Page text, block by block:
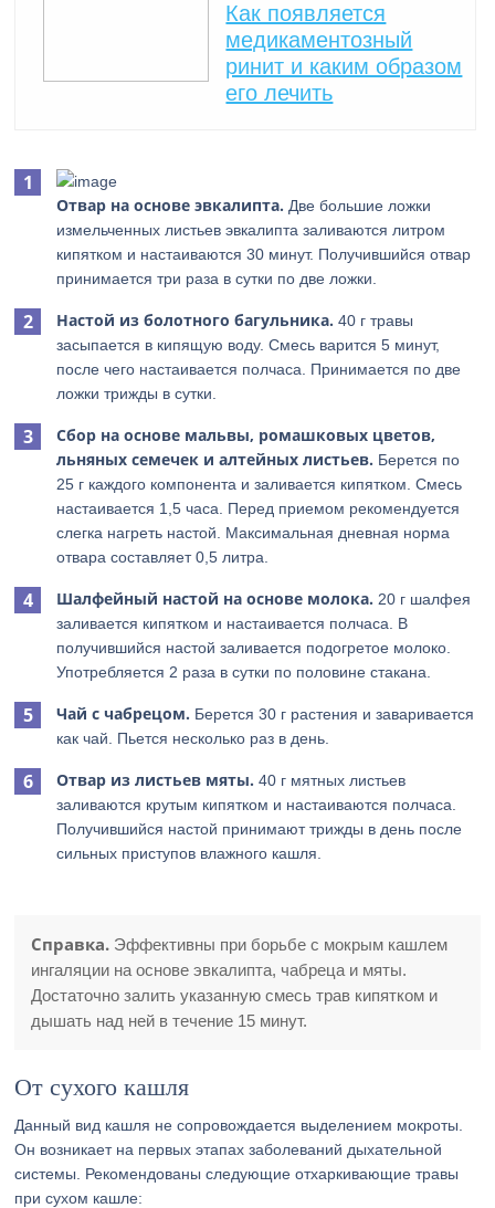
Как появляется
медикаментозный
ринит и каким образом
его лечить
Отвар на основе эвкалипта. Две большие ложки
измельченных листьев эвкалипта заливаются литром
кипятком и настаиваются 30 минут. Получившийся отвар
принимается три раза в сутки по две ложки.
Настой из болотного багульника. 40 г травы
засыпается в кипящую воду. Смесь варится 5 минут,
после чего настаивается полчаса. Принимается по две
ложки трижды в сутки.
Сбор на основе мальвы, ромашковых цветов,
льняных семечек и алтейных листьев. Берется по
25 г каждого компонента и заливается кипятком. Смесь
настаивается 1,5 часа. Перед приемом рекомендуется
слегка нагреть настой. Максимальная дневная норма
отвара составляет 0,5 литра.
Шалфейный настой на основе молока. 20 г шалфея
заливается кипятком и настаивается полчаса. В
получившийся настой заливается подогретое молоко.
Употребляется 2 раза в сутки по половине стакана.
Чай с чабрецом. Берется 30 г растения и заваривается
как чай. Пьется несколько раз в день.
Отвар из листьев мяты. 40 г мятных листьев
заливаются крутым кипятком и настаиваются полчаса.
Получившийся настой принимают трижды в день после
сильных приступов влажного кашля.
Справка. Эффективны при борьбе с мокрым кашлем
ингаляции на основе эвкалипта, чабреца и мяты.
Достаточно залить указанную смесь трав кипятком и
дышать над ней в течение 15 минут.
От сухого кашля
Данный вид кашля не сопровождается выделением мокроты.
Он возникает на первых этапах заболеваний дыхательной
системы. Рекомендованы следующие отхаркивающие травы
при сухом кашле: